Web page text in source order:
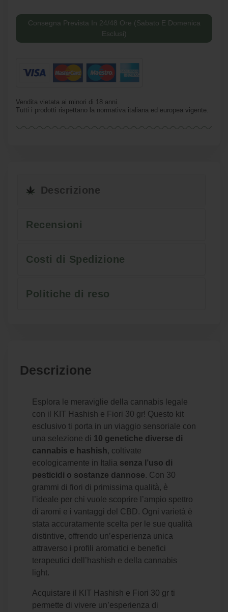
Consegna Prevista In 24/48 Ore (Sabato E Domenica
Esclusi)
Vendita vietata ai minori di 18 anni.
Tutti i prodotti rispettano la normativa italiana ed europea vigente.
Descrizione
Recensioni
Costi di Spedizione
Politiche di reso
Descrizione
Esplora le meraviglie della cannabis legale
con il KIT Hashish e Fiori 30 gr! Questo kit
esclusivo ti porta in un viaggio sensoriale con
una selezione di 10 genetiche diverse di
cannabis e hashish, coltivate
ecologicamente in Italia senza l’uso di
pesticidi o sostanze dannose. Con 30
grammi di fiori di primissima qualità, è
l’ideale per chi vuole scoprire l’ampio spettro
di aromi e i vantaggi del CBD. Ogni varietà è
stata accuratamente scelta per le sue qualità
distintive, offrendo un’esperienza unica
attraverso i profili aromatici e benefici
terapeutici dell’hashish e della cannabis
light.
Acquistare il KIT Hashish e Fiori 30 gr ti
permette di vivere un’esperienza di